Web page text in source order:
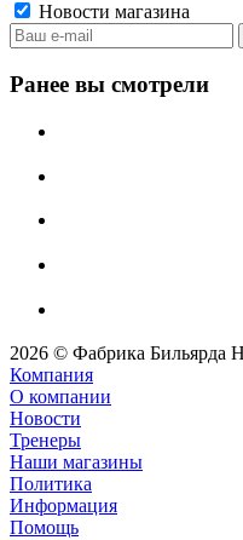
Новости магазина
Ранее вы смотрели
2026 © Фабрика Бильярда
Компания
О компании
Новости
Тренеры
Наши магазины
Политика
Информация
Помощь